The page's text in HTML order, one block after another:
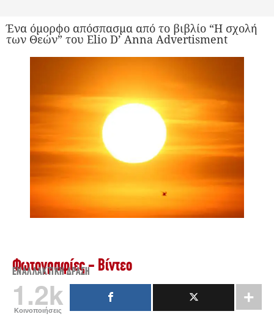
Ένα όμορφο απόσπασμα από το βιβλίο “Η σχολή
των Θεών” του Elio D’ Anna Advertisment
Φωτογραφίες - Βίντεο
ΕΝΑΛΛΑΚΤΙΚΉ ΔΡΆΣΗ
1.2k
Κοινοποιήσεις